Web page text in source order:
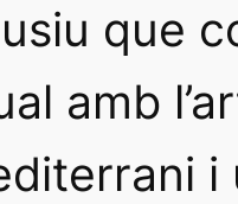
que
amb